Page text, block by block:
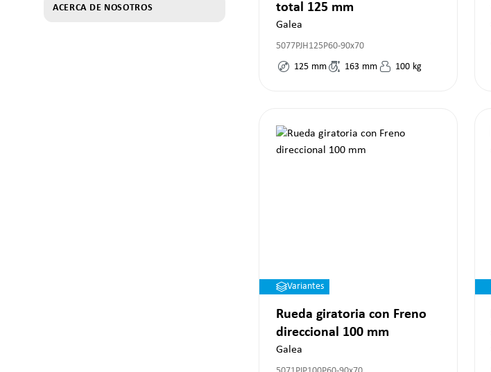
ACERCA DE NOSOTROS
total 125 mm
Galea
5077PJH125P60-90x70
125 mm 163 mm 100 kg
Variantes
Rueda giratoria con Freno
direccional 100 mm
Galea